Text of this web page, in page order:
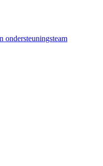
ondersteuningsteam